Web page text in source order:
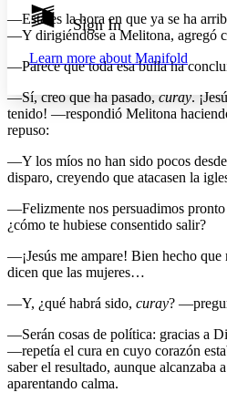
Show all Hide all
Annotation contrast
abc Low
abc High
Margins
Increase text margins
Reset to Defaults
Sign In
Learn more about Manifold
—Esta es la hora en que ya se ha
—Y dirigiéndose a Melitona, agregó
—Parece que toda esa bulla ha
—Sí, creo que ha pasado,curay.
tenido! —respondió Melitona
repuso:
—Y los míos no han sido pocos
disparo, creyendo que atacasen la
—Felizmente nos persuadimos pronto
¿cómo te hubiese consentido salir?
—¡Jesús me ampare! Bien hecho
dicen que las mujeres…
—Y, ¿qué habrá sido, curay?
—Serán cosas de política: gracias a
—repetía el cura en cuyo corazón
saber el resultado, aunque alcanzaba
aparentando calma.